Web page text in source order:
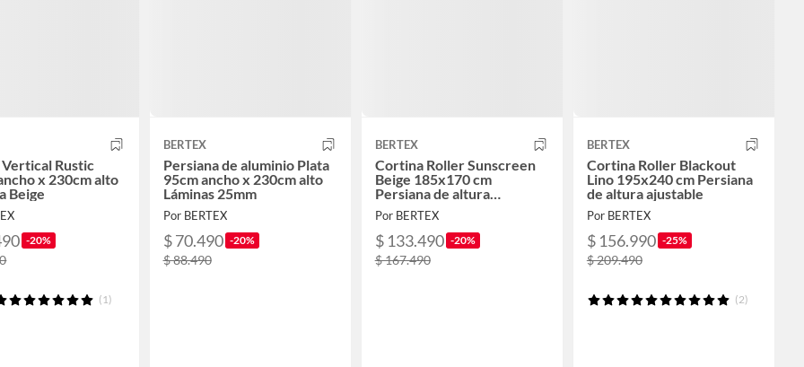
Rustic
x 230cm alto
Beige
-20%
(1)
BERTEX
Persiana de aluminio Plata
95cm ancho x 230cm alto
Láminas 25mm
Por BERTEX
$ 70.490 -20%
$ 88.490
BERTEX
Cortina Roller Sunscreen
Beige 185x170 cm
Persiana de altura
ajustable
Por BERTEX
$ 133.490 -20%
$ 167.490
BERTEX
Cortina Roller Blackout
Lino 195x240 cm Persiana
de altura ajustable
Por BERTEX
$ 156.990 -25%
$ 209.490
(2)